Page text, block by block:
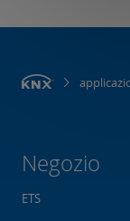
Negozio
ETS